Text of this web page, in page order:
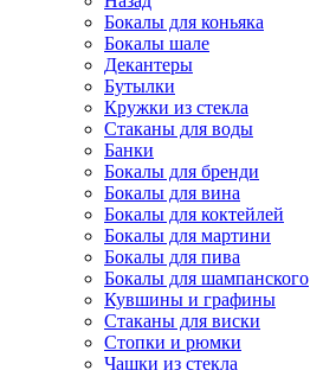
Бокалы для коньяка
Бокалы шале
Декантеры
Бутылки
Кружки из стекла
Стаканы для воды
Банки
Бокалы для бренди
Бокалы для вина
Бокалы для коктейлей
Бокалы для мартини
Бокалы для пива
Бокалы для шампанского
Кувшины и графины
Стаканы для виски
Стопки и рюмки
Чашки из стекла